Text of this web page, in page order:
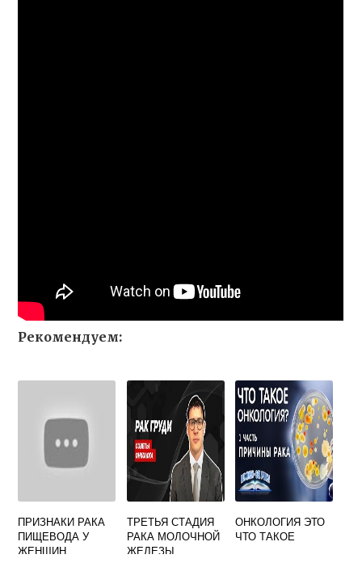
Рекомендуем:
ПРИЗНАКИ РАКА
ПИЩЕВОДА У
ЖЕНЩИН
ТРЕТЬЯ СТАДИЯ
РАКА МОЛОЧНОЙ
ЖЕЛЕЗЫ
ОНКОЛОГИЯ ЭТО
ЧТО ТАКОЕ